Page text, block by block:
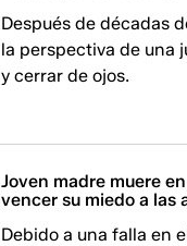
Después de décadas
la perspectiva de una
y cerrar de ojos.
Joven madre muere
vencer su miedo a las
Debido a una falla en